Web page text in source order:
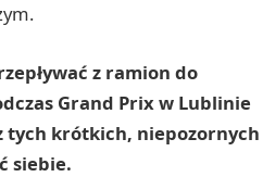
z ramion do
Grand Prix w Lublinie
tych krótkich, niepozornych
siebie.